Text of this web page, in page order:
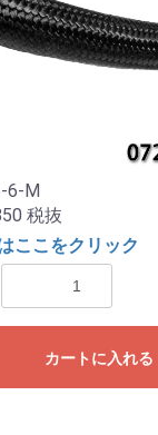
6-M
税抜
ここをクリック
カートに入れる